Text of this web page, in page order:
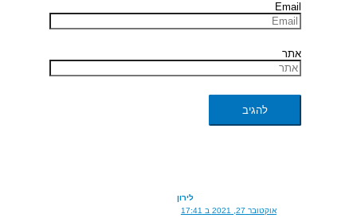
Email
אתר
לירון
אוקטובר 27, 2021 ב 17:41